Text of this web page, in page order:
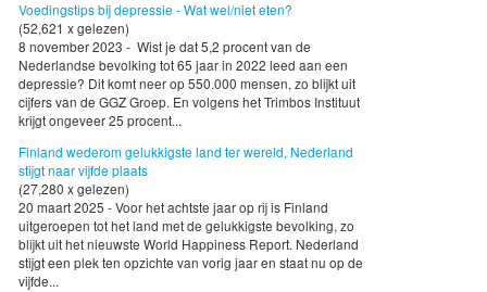
Voedingstips bij depressie - Wat wel/niet eten?
(52,621 x gelezen)
8 november 2023 - Wist je dat 5,2 procent van de
Nederlandse bevolking tot 65 jaar in 2022 leed aan een
depressie? Dit komt neer op 550.000 mensen, zo blijkt uit
cijfers van de GGZ Groep. En volgens het Trimbos Instituut
krijgt ongeveer 25 procent...
Finland wederom gelukkigste land ter wereld, Nederland
stijgt naar vijfde plaats
(27,280 x gelezen)
20 maart 2025 - Voor het achtste jaar op rij is Finland
uitgeroepen tot het land met de gelukkigste bevolking, zo
blijkt uit het nieuwste World Happiness Report. Nederland
stijgt een plek ten opzichte van vorig jaar en staat nu op de
vijfde...